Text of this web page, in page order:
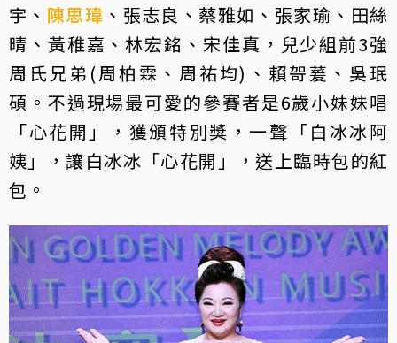
宇、 陳思瑋 、張志良、蔡雅如、張家瑜、田絲
晴、黃稚嘉、林宏銘、宋佳真，兒少組前3強
周氏兄弟(周柏霖、周祐均)、賴哿萲、吳珉
碩。不過現場最可愛的參賽者是6歲小妹妹唱
「心花開」，獲頒特別獎，一聲「白冰冰阿
姨」，讓白冰冰「心花開」，送上臨時包的紅
包。